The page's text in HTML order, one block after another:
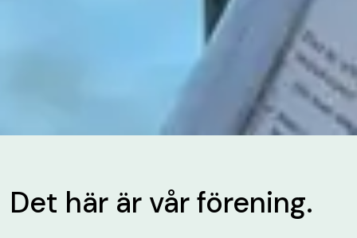
Det här är vår förening.